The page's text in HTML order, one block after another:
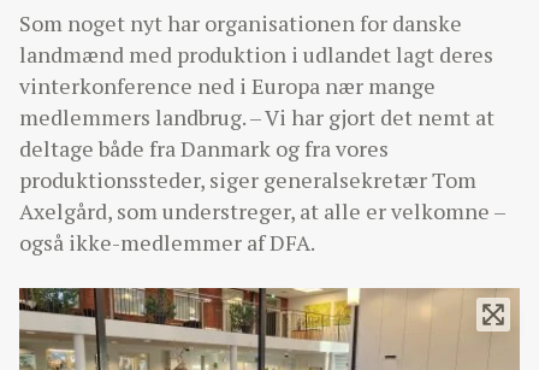
Som noget nyt har organisationen for danske
landmænd med produktion i udlandet lagt deres
vinterkonference ned i Europa nær mange
medlemmers landbrug. – Vi har gjort det nemt at
deltage både fra Danmark og fra vores
produktionssteder, siger generalsekretær Tom
Axelgård, som understreger, at alle er velkomne –
også ikke-medlemmer af DFA.